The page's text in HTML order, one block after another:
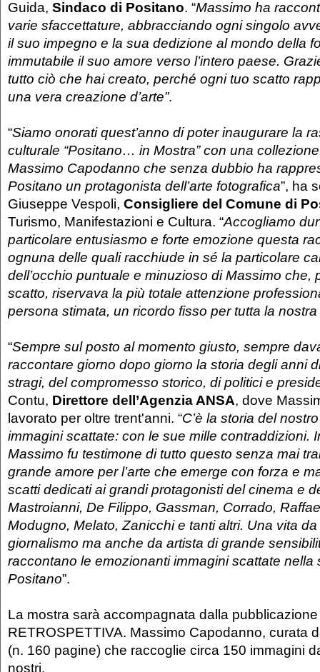
Guida, Sindaco di Positano. “Massimo ha
varie sfaccettature, abbracciando ogni singolo
il suo impegno e la sua dedizione al mondo della
immutabile il suo amore verso l’intero paese.
tutto ciò che hai creato, perché ogni tuo scatto
una vera creazione d’arte”.
“Siamo onorati quest’anno di poter inaugurare la
culturale “Positano… in Mostra” con una
Massimo Capodanno che senza dubbio ha
Positano un protagonista dell’arte fotografica”, ha
Giuseppe Vespoli, Consigliere del Comune di
Turismo, Manifestazioni e Cultura. “Accogliamo
particolare entusiasmo e forte emozione questa
ognuna delle quali racchiude in sé la particolare
dell’occhio puntuale e minuzioso di Massimo che,
scatto, riservava la più totale attenzione
persona stimata, un ricordo fisso per tutta la
“Sempre sul posto al momento giusto, sempre
raccontare giorno dopo giorno la storia degli anni
stragi, del compromesso storico, di politici e
Contu, Direttore dell’Agenzia ANSA, dove
lavorato per oltre trent'anni. “C’è la storia del
immagini scattate: con le sue mille contraddizioni.
Massimo fu testimone di tutto questo senza mai
grande amore per l’arte che emerge con forza e
scatti dedicati ai grandi protagonisti del cinema e
Mastroianni, De Filippo, Gassman, Corrado,
Modugno, Melato, Zanicchi e tanti altri. Una vita
giornalismo ma anche da artista di grande
raccontano le emozionanti immagini scattate nella
Positano”.
La mostra sarà accompagnata dalla
RETROSPETTIVA. Massimo Capodanno, curata
(n. 160 pagine) che raccoglie circa 150 immagini
nostri.